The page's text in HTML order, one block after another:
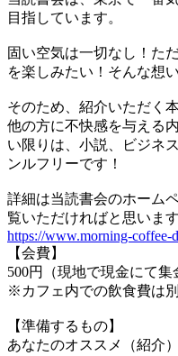
目指しています。
固い空気は一切なし！た
を楽しみたい！そんな想
そのため、紹介いただく
他の方に不快感を与える
い限りは、小説、ビジネ
ンルフリーです！
詳細は当読書会のホーム
覧いただければと思います
https://www.morning-coffee-
【会費】
500円（現地で現金にて集
※カフェ内での飲食費は
【準備するもの】
あなたのオススメ（紹介